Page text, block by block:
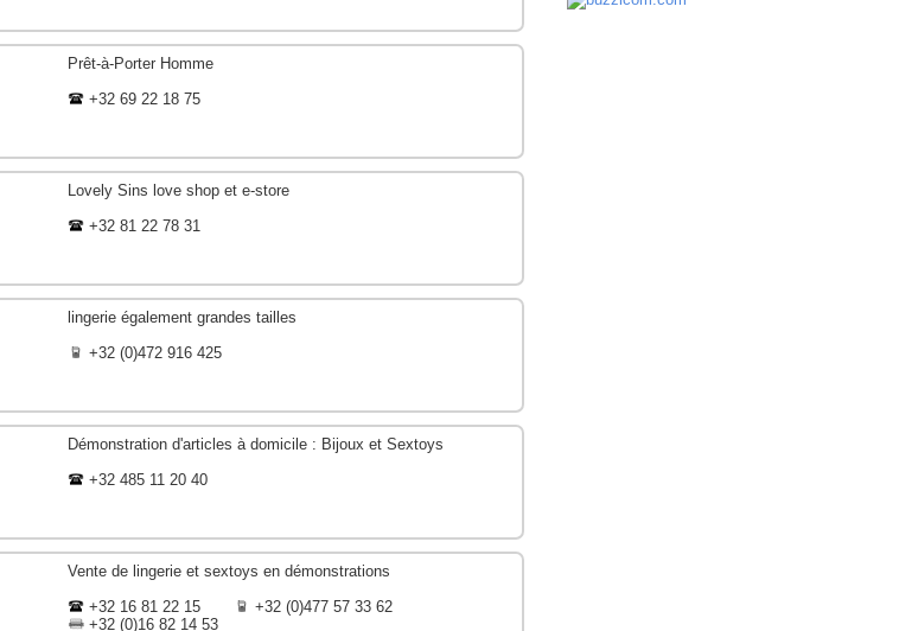
Prêt-à-Porter Homme
+32 69 22 18 75
Lovely Sins love shop et e-store
+32 81 22 78 31
lingerie également grandes tailles
+32 (0)472 916 425
Démonstration d'articles à domicile : Bijoux et Sextoys
+32 485 11 20 40
Vente de lingerie et sextoys en démonstrations
+32 16 81 22 15
+32 (0)477 57 33 62
+32 (0)16 82 14 53